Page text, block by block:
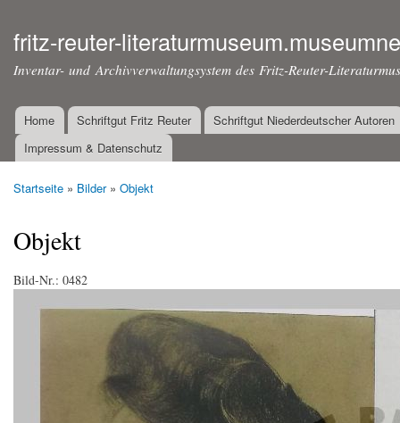
fritz-reuter-
Inventar- und Archivverwaltungsystem des Fritz-Reuter-
Hauptmenü
Home Schriftgut Fritz Reuter
Schriftgut Niederdeutscher Autoren
Impressum & Datenschutz
Startseite » Bilder» Objekt
Objekt
Bild-Nr.: 0482